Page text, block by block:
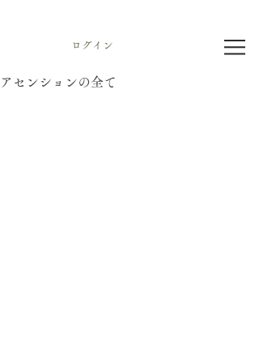
ログイン
アセンションの全て